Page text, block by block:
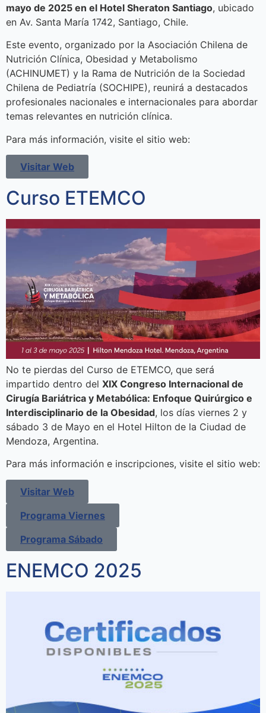
mayo de 2025 en el Hotel Sheraton Santiago, ubicado
en Av. Santa María 1742, Santiago, Chile.
Este evento, organizado por la Asociación Chilena de
Nutrición Clínica, Obesidad y Metabolismo
(ACHINUMET) y la Rama de Nutrición de la Sociedad
Chilena de Pediatría (SOCHIPE), reunirá a destacados
profesionales nacionales e internacionales para abordar
temas relevantes en nutrición clínica.
Para más información, visite el sitio web:
Visitar Web
Curso ETEMCO
No te pierdas del Curso de ETEMCO, que será
impartido dentro del XIX Congreso Internacional de
Cirugía Bariátrica y Metabólica: Enfoque Quirúrgico e
Interdisciplinario de la Obesidad, los días viernes 2 y
sábado 3 de Mayo en el Hotel Hilton de la Ciudad de
Mendoza, Argentina.
Para más información e inscripciones, visite el sitio web:
Visitar Web
Programa Viernes
Programa Sábado
ENEMCO 2025